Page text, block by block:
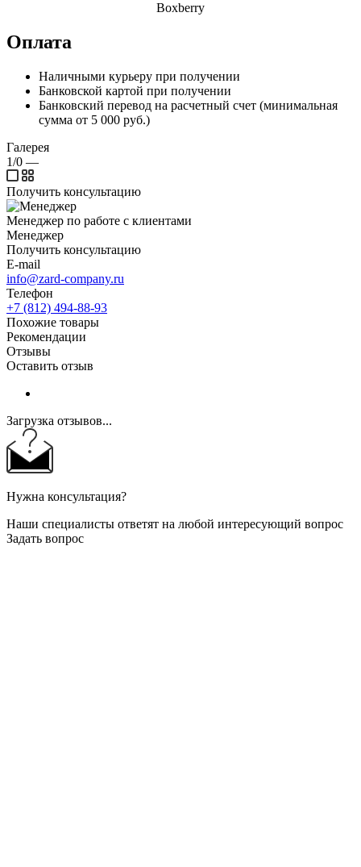
Boxberry
Оплата
Наличными курьеру при получении
Банковской картой при получении
Банковский перевод на расчетный счет (минимальная
сумма от 5 000 руб.)
Галерея
1/0 —
Получить консультацию
Менеджер по работе с клиентами
Менеджер
Получить консультацию
E-mail
info@zard-company.ru
Телефон
+7 (812) 494-88-93
Похожие товары
Рекомендации
Отзывы
Оставить отзыв
Загрузка отзывов...
Нужна консультация?
Наши специалисты ответят на любой интересующий вопрос
Задать вопрос